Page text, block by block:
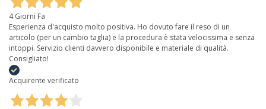
4 Giorni Fa
Esperienza d'acquisto molto positiva. Ho dovuto fare il reso di un
articolo (per un cambio taglia) e la procedura è stata velocissima e senza
intoppi. Servizio clienti davvero disponibile e materiale di qualità.
Consigliato!
Acquirente verificato